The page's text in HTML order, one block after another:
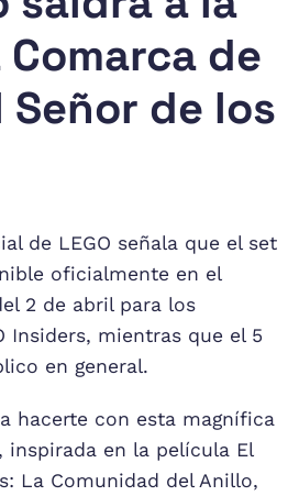
de
Señor de los
de LEGO señala que el set
oficialmente en el
2 de abril para los
Insiders, mientras que el 5
en general.
hacerte con esta magnífica
inspirada en la película El
La Comunidad del Anillo,